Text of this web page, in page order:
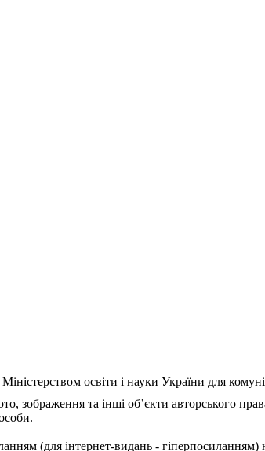
Міністерством освіти і науки України для
зображення та інші об’єкти авторського
(для інтернет-видань -